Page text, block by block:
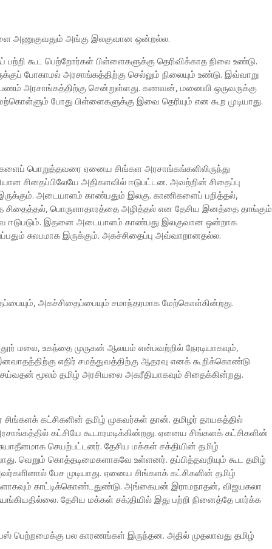
அணுகுவதும் அங்கு இலகுவான ஒன்றல்ல.
கூட பெற்றோர்கள் பிள்ளைகளுக்கு தெரிவிக்காத நிலை உண்டு.
போகாமல் அரசாங்கத்திற்கு செல்லும் நிலையும் உண்டு. இவ்வாறு
அரசாங்கத்திற்கு சென்றுள்ளது. கணவன், மனைவி ஒருவருக்கு
போது பிள்ளைகளுக்கு இவை தெரியும் என கூற முடியாது.
பொறுத்தவரை ஏனைய சிங்கள அரசாங்கங்களிலிருந்து
சிதைப்பிலேயே அதிகளவில் ஈடுபட்டன. அவற்றின் சிதைப்பு
அடையாளம் காண்பதும் இலகு. காணிகளைப் பறித்தல்,
சிதைத்தல், பொருளாதாரத்தை அழித்தல் என தேசிய இனத்தை தாங்கும்
ஈடுபடும். இதனை அடையாளம் காண்பது இலகுவான ஒன்றாக
சுலபமாக இருக்கும். அகச்சிதைப்பு அவ்வாறானதல்ல.
அகச்சிதைப்பையும் சமாந்தரமாக மேற்கொள்கின்றது.
மலை, உகந்தை முருகன் ஆலயம் என்பவற்றில் நேரடியாகவும்,
எதிர் சமத்துவத்திற்கு ஆதரவு எனக் கூறிக்கொண்டு
மூலம் தமிழ் அரசியலை அகரீதியாகவும் சிதைக்கின்றது.
கட்சிகளின் தமிழ் முகவர்கள் தான். தமிழர் தாயகத்தில்
கட்சியே கூடாரமடிக்கின்றது. ஏனைய சிங்களக் கட்சிகளின்
செயற்பட்டனர். தேசிய மக்கள் சக்தியின் தமிழ்
வெறும் கொத்தடிமைகளாகவே உள்ளனர். தப்பித்தவறியும் கூட தமிழ்
பேச முடியாது. ஏனைய சிங்களக் கட்சிகளின் தமிழ்
காட்டிக்கொண்டதுண்டு. அங்கையன் இராமநாதன், விஜயகலா
தேசிய மக்கள் சக்;தியில் இது பற்றி நினைத்தே பார்க்க
பெற்றமைக்கு பல காரணங்கள் இருந்தன. அதில் முதலாவது தமிழ்